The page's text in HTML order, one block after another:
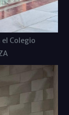
Colegio